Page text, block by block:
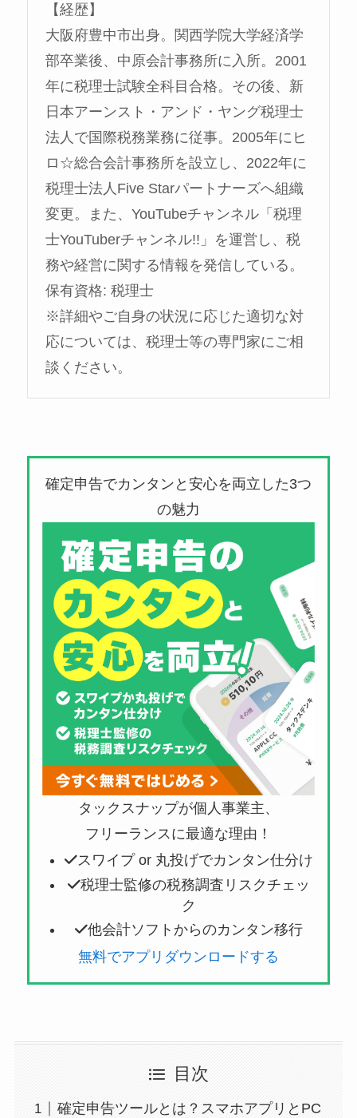
【経歴】
大阪府豊中市出身。関西学院大学経済学
部卒業後、中原会計事務所に入所。2001
年に税理士試験全科目合格。その後、新
日本アーンスト・アンド・ヤング税理士
法人で国際税務業務に従事。2005年にヒ
ロ☆総合会計事務所を設立し、2022年に
税理士法人Five Starパートナーズへ組織
変更。また、YouTubeチャンネル「税理
士YouTuberチャンネル!!」を運営し、税
務や経営に関する情報を発信している。
保有資格: 税理士
※詳細やご自身の状況に応じた適切な対
応については、税理士等の専門家にご相
談ください。
確定申告でカンタンと安心を両立した3つ
の魅力
タックスナップが個人事業主、
フリーランスに最適な理由！
スワイプ or 丸投げでカンタン仕分け
税理士監修の税務調査リスクチェッ
ク
他会計ソフトからのカンタン移行
無料でアプリダウンロードする
目次
確定申告ツールとは？スマホアプリとPC